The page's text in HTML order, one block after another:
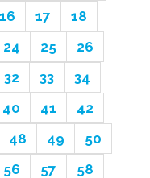
16 17
18
24 25
26
32 33
34
40 41
42
48 49
50
56 57
58